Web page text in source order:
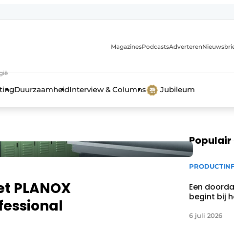
MagazinesPodcastsAdverteren
DuurzaamheidInterview & Columns Jubileum
PLANOX
Populair
Een
begint bij
6 juli 2026